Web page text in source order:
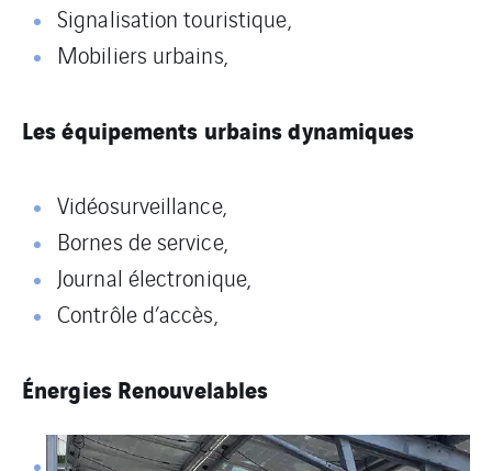
Signalisation touristique,
Mobiliers urbains,
Les équipements urbains dynamiques
Vidéosurveillance,
Bornes de service,
Journal électronique,
Contrôle d’accès,
Énergies Renouvelables